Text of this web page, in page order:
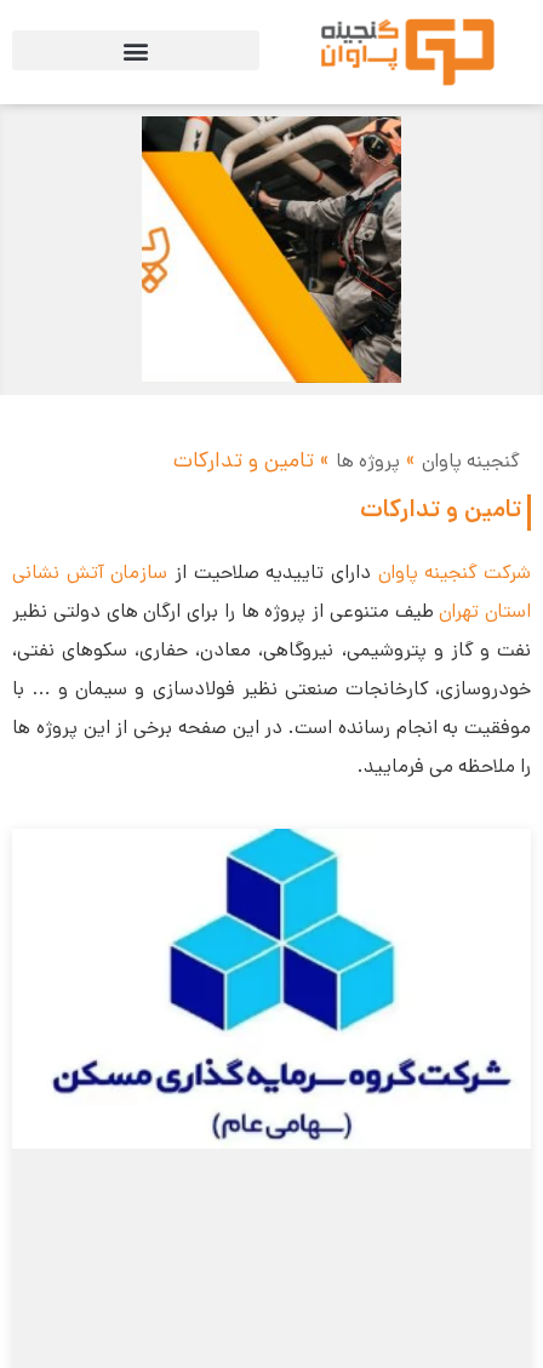
گنجینه پاوان » پروژه ها » تامین و تدارکات
تامین و تدارکات
شرکت گنجینه پاوان دارای تاییدیه صلاحیت از سازمان آتش نشانی
استان تهرانطیف متنوعی از پروژه ها را برای ارگان‌ های دولتی نظیر
نفت و گاز و پتروشیمی، نیروگاهی، معادن، حفاری، سکو‌های نفتی،
خودروسازی، کارخانجات صنعتی نظیر فولادسازی و سیمان و … با
موفقیت به انجام رسانده است. در این صفحه برخی از این پروژه ها
را ملاحظه می فرمایید.